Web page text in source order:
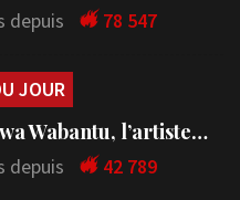
depuis 78 547
JOUR
Wabantu, l’artiste…
depuis 42 789